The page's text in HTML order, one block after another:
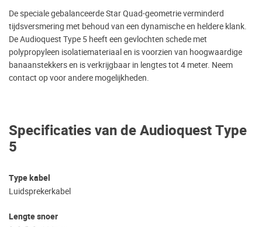
Specificaties van de Audioquest Type
5
Type kabel
Luidsprekerkabel
Lengte snoer
De speciale gebalanceerde Star Quad-geometrie verminderd
tijdsversmering met behoud van een dynamische en heldere klank.
De Audioquest Type 5 heeft een gevlochten schede met
polypropyleen isolatiemateriaal en is voorzien van hoogwaardige
banaanstekkers en is verkrijgbaar in lengtes tot 4 meter. Neem
contact op voor andere mogelijkheden.